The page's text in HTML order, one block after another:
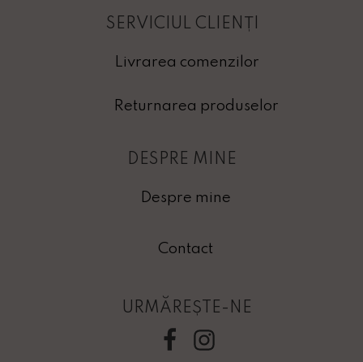
SERVICIUL CLIENȚI
Livrarea comenzilor
Returnarea produselor
DESPRE MINE
Despre mine
Contact
URMĂREȘTE-NE